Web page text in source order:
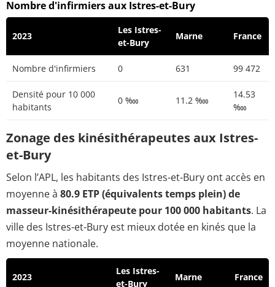
Nombre d'infirmiers aux Istres-et-Bury
2023
Les Istres-
et-Bury
Marne France
Nombre d'infirmiers 0 631 99 472
Densité pour 10 000
habitants
0 ‱ 11.2 ‱
14.53
‱
Zonage des kinésithérapeutes aux Istres-
et-Bury
Selon l’APL, les habitants des Istres-et-Bury ont accès en
moyenne à 80.9 ETP (équivalents temps plein) de
masseur-kinésithérapeute pour 100 000 habitants. La
ville des Istres-et-Bury est mieux dotée en kinés que la
moyenne nationale.
2023
Les Istres-
et-Bury
Marne France